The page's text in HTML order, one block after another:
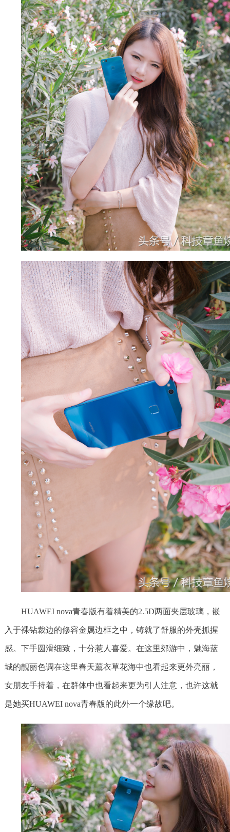
HUAWEI nova青春版有着精美的2.5D两面夹层玻璃，嵌
入于裸钻裁边的修容金属边框之中，铸就了舒服的外壳抓握
感。下手圆滑细致，十分惹人喜爱。在这里郊游中，魅海蓝
城的靓丽色调在这里春天薰衣草花海中也看起来更外亮丽，
女朋友手持着，在群体中也看起来更为引人注意，也许这就
是她买HUAWEI nova青春版的此外一个缘故吧。